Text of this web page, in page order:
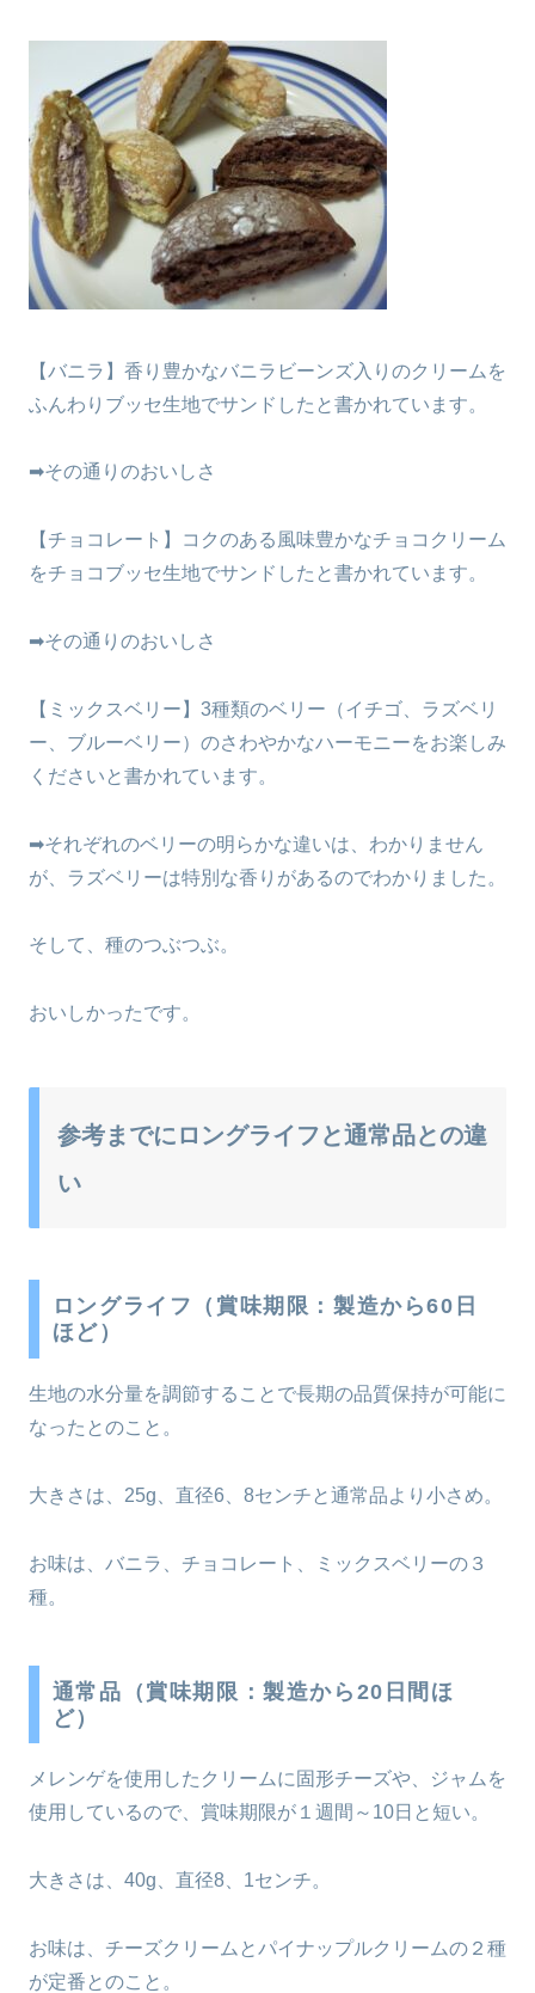
【バニラ】香り豊かなバニラビーンズ入りのクリームを
ふんわりブッセ生地でサンドしたと書かれています。
➡その通りのおいしさ
【チョコレート】コクのある風味豊かなチョコクリーム
をチョコブッセ生地でサンドしたと書かれています。
➡その通りのおいしさ
【ミックスベリー】3種類のベリー（イチゴ、ラズベリ
ー、ブルーベリー）のさわやかなハーモニーをお楽しみ
くださいと書かれています。
➡それぞれのベリーの明らかな違いは、わかりません
が、ラズベリーは特別な香りがあるのでわかりました。
そして、種のつぶつぶ。
おいしかったです。
参考までにロングライフと通常品との違
い
ロングライフ（賞味期限：製造から60日
ほど）
生地の水分量を調節することで長期の品質保持が可能に
なったとのこと。
大きさは、25g、直径6、8センチと通常品より小さめ。
お味は、バニラ、チョコレート、ミックスベリーの３
種。
通常品（賞味期限：製造から20日間ほ
ど）
メレンゲを使用したクリームに固形チーズや、ジャムを
使用しているので、賞味期限が１週間～10日と短い。
大きさは、40g、直径8、1センチ。
お味は、チーズクリームとパイナップルクリームの２種
が定番とのこと。